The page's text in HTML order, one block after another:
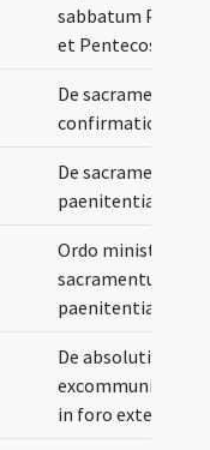
sabbatum
et Pentecostes
De sacramento
confirmationis
De sacramento
paenitentiae
Ordo ministrandi
sacramentum
paenitentiae
De absolutione ab
in foro exteriori